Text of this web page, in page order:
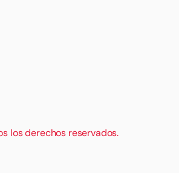
los derechos reservados.